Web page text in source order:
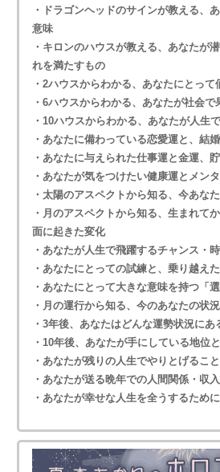
・ドラゴンヘッドのサインが教える、
意味
・キロンのハウスが教える、あなたが
れを満たすもの
・2ハウスからわかる、あなたにとって
・6ハウスからわかる、あなたが社会で
・10ハウスからわかる、あなたが人生
・あなたに備わっている恋愛運と、結
・あなたに与えられた仕事運と金運、
・あなたが気をつけたい健康運とメン
・太陽のアスペクトから知る、今あな
・月のアスペクトから知る、生まれて
面に起きた変化
・あなたが人生で飛躍するチャンス・
・あなたにとっての試練と、乗り越え
・あなたにとって大きな意味を持つ「選
・月の運行から知る、今のあなたの状況
・3年後、あなたはどんな運勢状況にあ
・10年後、あなたが手にしている地位
・あなたが残りの人生でやりとげるこ
・あなたが送る晩年での人間関係・収
・あなたが幸せな人生を全うするため